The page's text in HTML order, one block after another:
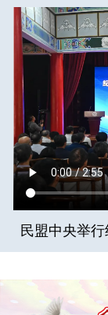
民盟中央举